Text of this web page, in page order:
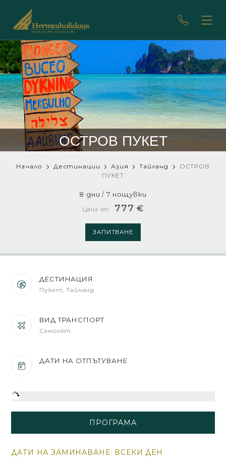
ОСТРОВ ПУКЕТ
Начало Дестинации Азия Тайланд
ОСТРОВ
ПУКЕТ
8 дни / 7 нощувки
Цена от 777 €
ЗАПИТВАНЕ
ДЕСТИНАЦИЯ
Пукет, Тайланд
ВИД ТРАНСПОРТ
Самолет
ДАТИ НА ОТПЪТУВАНЕ
ПРОГРАМА
ДАТИ НА ЗАМИНАВАНЕ: ВСЕКИ ДЕН